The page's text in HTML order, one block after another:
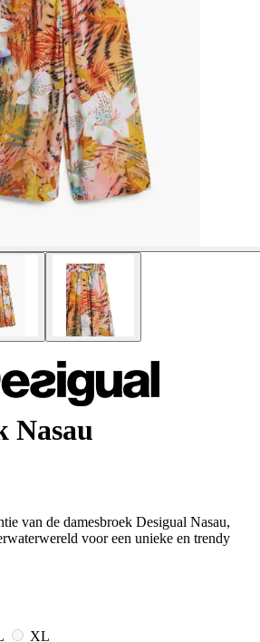
Nasau
van de damesbroek Desigual Nasau,
voor een unieke en trendy
XL